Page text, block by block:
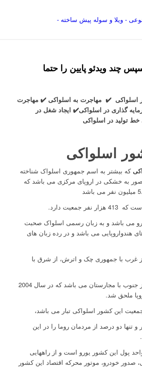
چند ویدئو پایین را حتما
اسلواکی ✔️مهاجرت به اسلواکی ✔️مهاجرت
گذاری در اسلواکی✔️ ایجاد شغل در
خط تولید در اسلواکی
اسلواکی
که بیشتر به اسم جمهوری اسلواک شناخته
به خشکی در اروپای مرکزی می باشد که
جمعیت دارد.
می باشد و به زبان رسمی اسلواک صحبت
هندواروپایی می باشد و در رده زبان های
غرب با جمهوری چک و اترش، از شرق با
از شمال با لهستان و از جنوب با مجارستان می باشد که در سال 2004
ملحق شد.
و تنها دو درصد از مردمان روما را در این
پول این کشور یورو است و از راههایی
صدور خودرو، موتور محرکه اقتصاد این کشور